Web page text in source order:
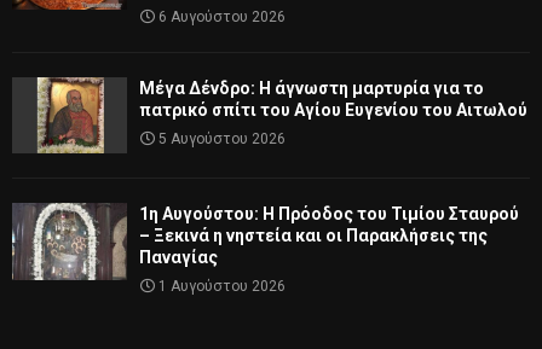
6 Αυγούστου 2026
Μέγα Δένδρο: Η άγνωστη μαρτυρία για το
πατρικό σπίτι του Αγίου Ευγενίου του Αιτωλού
5 Αυγούστου 2026
1η Αυγούστου: Η Πρόοδος του Τιμίου Σταυρού
– Ξεκινά η νηστεία και οι Παρακλήσεις της
Παναγίας
1 Αυγούστου 2026